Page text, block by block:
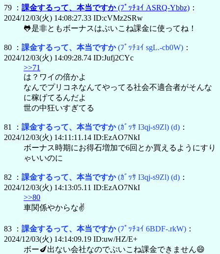
79 ： 課金するって、本当ですか(ﾌﾟｯﾁｮｲ ASRQ-Ybbz) ：
2024/12/03(火) 14:08:27.33 ID:cVMz2SRw
🐸是非ともボーナスはぷいこね課金に使ってね！
80 ： 課金するって、本当ですか(ﾌﾟｯﾁｮｲ sgL.-cb0W) ：
2024/12/03(火) 14:09:28.74 ID:Jufj2CYc
>>71
は？ワイの倍かよ
なんでプリコネなんてやってる社会不適合者がそんな
に稼げてるんだよ
世の中狂いすぎてる
81 ： 課金するって、本当ですか(ｶﾞｯｻ I3qj-s9Zl) (d) ：
2024/12/03(火) 14:11:11.14 ID:EzAO7NkI
ボーナス時期にお得石増加で6回とか買えるようにすり
ゃいいのに
82 ： 課金するって、本当ですか(ｶﾞｯｻ I3qj-s9Zl) (d) ：
2024/12/03(火) 14:13:05.11 ID:EzAO7NkI
>>80
車関係やからな✌️
83 ： 課金するって、本当ですか(ﾌﾟｯﾁｮｲ 6BDF-.rkW) ：
2024/12/03(火) 14:14:09.19 ID:uw/HZ/E+
ボー🍆出ない会社なのでぷいこね課金できません😄